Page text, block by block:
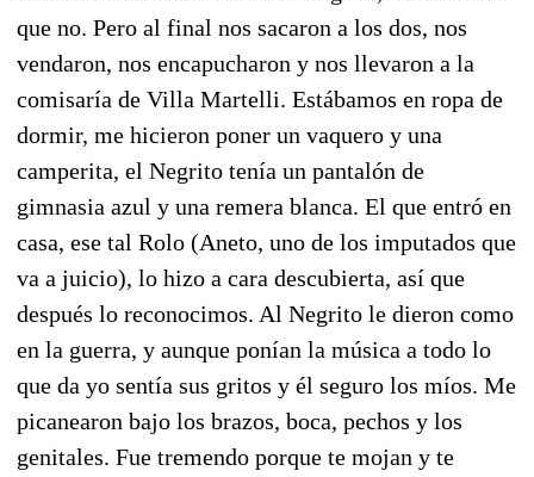
que no. Pero al final nos sacaron a los dos, nos
vendaron, nos encapucharon y nos llevaron a la
comisaría de Villa Martelli. Estábamos en ropa de
dormir, me hicieron poner un vaquero y una
camperita, el Negrito tenía un pantalón de
gimnasia azul y una remera blanca. El que entró en
casa, ese tal Rolo (Aneto, uno de los imputados que
va a juicio), lo hizo a cara descubierta, así que
después lo reconocimos. Al Negrito le dieron como
en la guerra, y aunque ponían la música a todo lo
que da yo sentía sus gritos y él seguro los míos. Me
picanearon bajo los brazos, boca, pechos y los
genitales. Fue tremendo porque te mojan y te